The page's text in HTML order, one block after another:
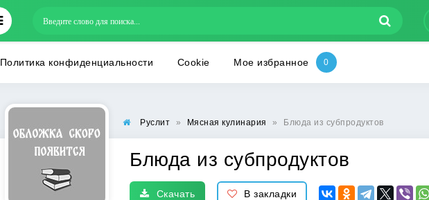
Политика конфиденциальности Cookie Мое избранное
Руслит » Мясная кулинария » Блюда из субпродуктов
Блюда из субпродуктов
Скачать В закладки